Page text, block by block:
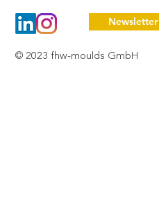
© 2023 fhw-moulds GmbH
Newsletter